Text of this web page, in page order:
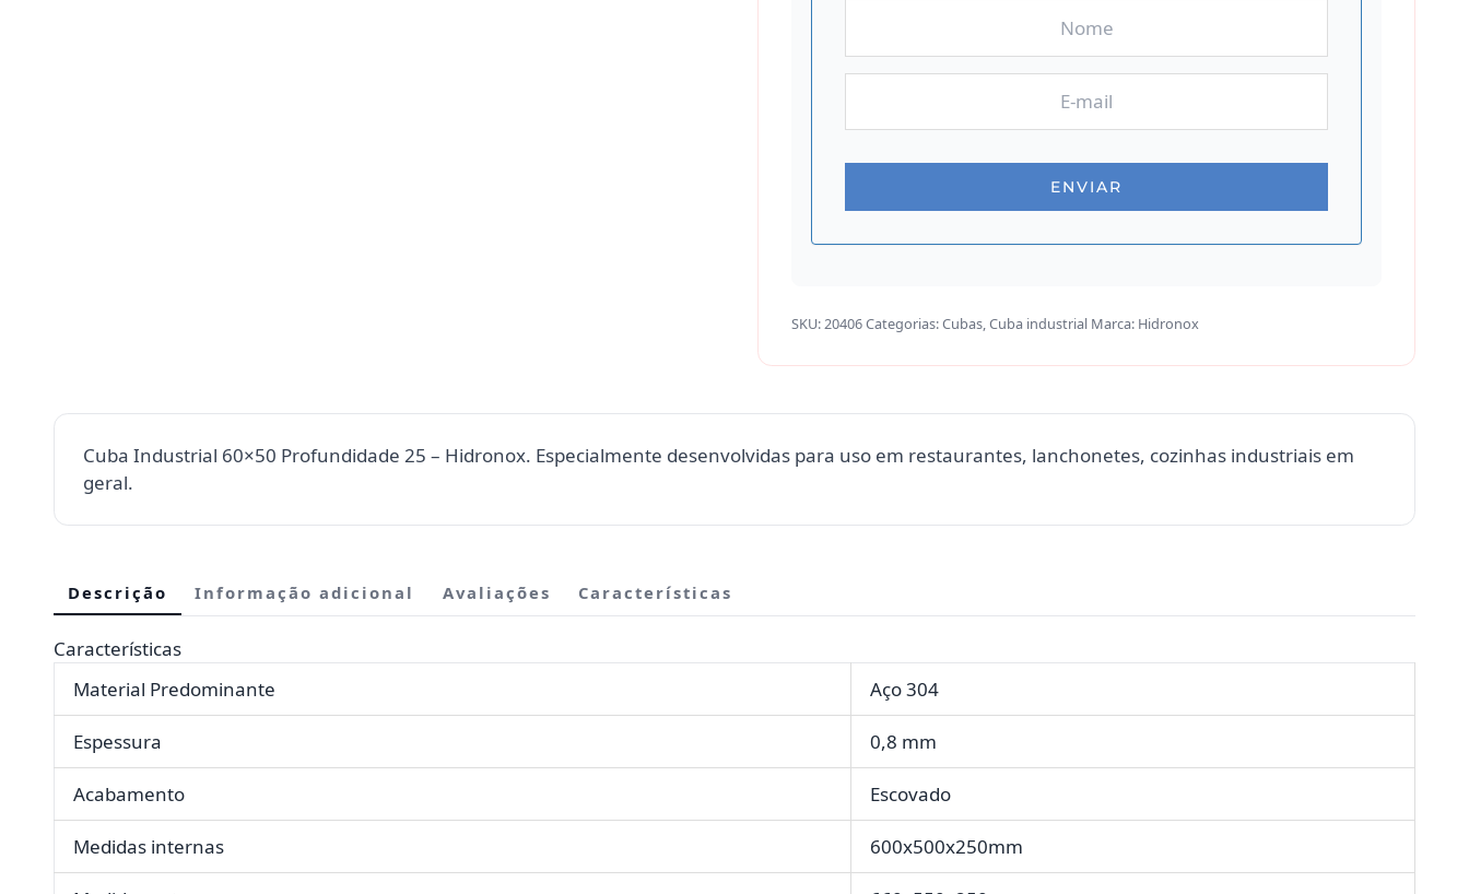
SKU: 20406Categorias:Cubas Cuba industrial Marca: Hidronox
Cuba Industrial 60×50 Profundidade 25 – Hidronox. Especialmente desenvolvidas para uso em restaurantes, lanchonetes, cozinhas industriais em
geral.
Descrição Informação adicional Avaliações Características
Características
Material Predominante
Aço 304
Espessura 0,8 mm
Acabamento Escovado
Medidas internas 600x500x250mm